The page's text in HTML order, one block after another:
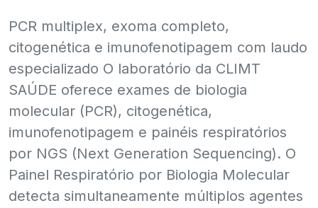
PCR multiplex, exoma completo,
citogenética e imunofenotipagem com laudo
especializado O laboratório da CLIMT
SAÚDE oferece exames de biologia
molecular (PCR), citogenética,
imunofenotipagem e painéis respiratórios
por NGS (Next Generation Sequencing). O
Painel Respiratório por Biologia Molecular
detecta simultaneamente múltiplos agentes